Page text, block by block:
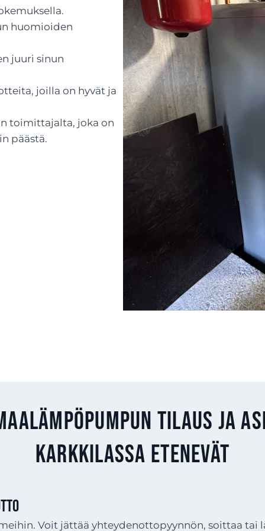
huomioiden
juuri sinun
joilla on hyvät ja
toimittajalta, joka on
päästä.
tilaus ja
Karkkilassa etenevät
Voit jättää yhteydenottopyynnön, soittaa tai